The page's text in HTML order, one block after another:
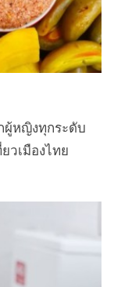
ผู้หญิงทุกระดับ
วเมืองไทย